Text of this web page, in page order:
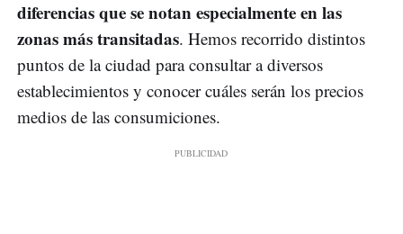
diferencias que se notan especialmente en las
zonas más transitadas. Hemos recorrido distintos
puntos de la ciudad para consultar a diversos
establecimientos y conocer cuáles serán los precios
medios de las consumiciones.